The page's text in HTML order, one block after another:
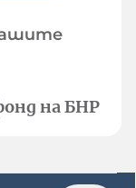
на БНР